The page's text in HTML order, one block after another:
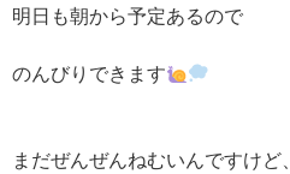
明日も朝から予定あるので
のんびりできます
まだぜんぜんねむいんですけど、